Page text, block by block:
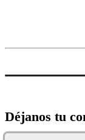
Déjanos tu